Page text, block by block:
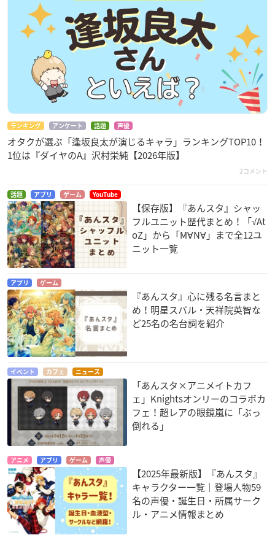
ランキング アンケート 話題 声優
オタクが選ぶ「逢坂良太が演じるキャラ」ランキングTOP10！
1位は『ダイヤのA』沢村栄純【2026年版】
2コメント
話題 アプリ ゲーム YouTube
【保存版】『あんスタ』シャッ
フルユニット歴代まとめ！「√At
oZ」から「M∀N∀」まで全12ユ
ニット一覧
アプリ ゲーム
『あんスタ』心に残る名言まと
め！明星スバル・天祥院英智な
ど25名の名台詞を紹介
イベント カフェ ニュース
「あんスタ×アニメイトカフ
ェ」Knightsオンリーのコラボカ
フェ！超レアの眼鏡嵐に「ぶっ
倒れる」
アニメ アプリ ゲーム 声優
【2025年最新版】『あんスタ』
キャラクター一覧｜登場人物59
名の声優・誕生日・所属サーク
ル・アニメ情報まとめ